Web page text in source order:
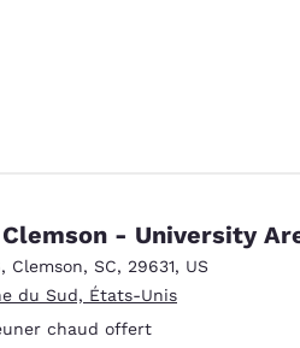
- University
, Clemson, SC, 29631, US
du Sud, États-Unis
chaud offert